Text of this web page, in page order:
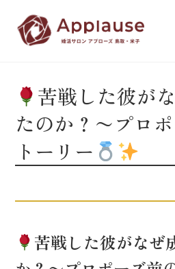
苦戦した彼が
たのか？〜プロ
トーリー
苦戦した彼がなぜ